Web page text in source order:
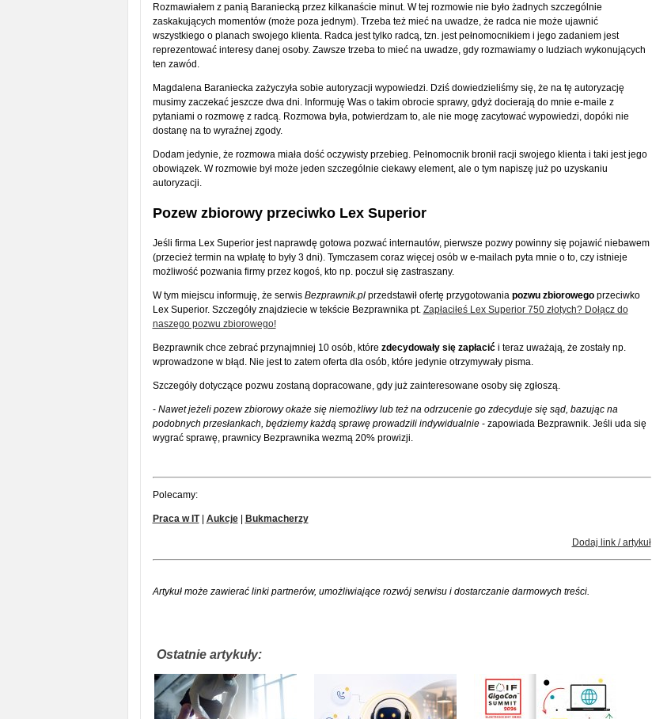
Rozmawiałem z panią Baraniecką przez kilkanaście minut. W tej rozmowie nie było żadnych szczególnie
zaskakujących momentów (może poza jednym). Trzeba też mieć na uwadze, że radca nie może ujawnić
wszystkiego o planach swojego klienta. Radca jest tylko radcą, tzn. jest pełnomocnikiem i jego zadaniem jest
reprezentować interesy danej osoby. Zawsze trzeba to mieć na uwadze, gdy rozmawiamy o ludziach wykonujących
ten zawód.
Magdalena Baraniecka zażyczyła sobie autoryzacji wypowiedzi. Dziś dowiedzieliśmy się, że na tę autoryzację
musimy zaczekać jeszcze dwa dni. Informuję Was o takim obrocie sprawy, gdyż docierają do mnie e-maile z
pytaniami o rozmowę z radcą. Rozmowa była, potwierdzam to, ale nie mogę zacytować wypowiedzi, dopóki nie
dostanę na to wyraźnej zgody.
Dodam jedynie, że rozmowa miała dość oczywisty przebieg. Pełnomocnik bronił racji swojego klienta i taki jest jego
obowiązek. W rozmowie był może jeden szczególnie ciekawy element, ale o tym napiszę już po uzyskaniu
autoryzacji.
Pozew zbiorowy przeciwko Lex Superior
Jeśli firma Lex Superior jest naprawdę gotowa pozwać internautów, pierwsze pozwy powinny się pojawić niebawem
(przecież termin na wpłatę to były 3 dni). Tymczasem coraz więcej osób w e-mailach pyta mnie o to, czy istnieje
możliwość pozwania firmy przez kogoś, kto np. poczuł się zastraszany.
W tym miejscu informuję, że serwis Bezprawnik.plprzedstawił ofertę przygotowaniapozwu zbiorowegoprzeciwko
Lex Superior. Szczegóły znajdziecie w tekście Bezprawnika pt. Zapłaciłeś Lex Superior 750 złotych? Dołącz do
naszego pozwu zbiorowego!
Bezprawnik chce zebrać przynajmniej 10 osób, które zdecydowały się zapłacići teraz uważają, że zostały np.
wprowadzone w błąd. Nie jest to zatem oferta dla osób, które jedynie otrzymywały pisma.
Szczegóły dotyczące pozwu zostaną dopracowane, gdy już zainteresowane osoby się zgłoszą.
- Nawet jeżeli pozew zbiorowy okaże się niemożliwy lub też na odrzucenie go zdecyduje się sąd, bazując na
podobnych przesłankach, będziemy każdą sprawę prowadzili indywidualnie- zapowiada Bezprawnik. Jeśli uda się
wygrać sprawę, prawnicy Bezprawnika wezmą 20% prowizji.
Polecamy:
Praca w IT| Aukcje| Bukmacherzy
Dodaj link / artykuł
Artykuł może zawierać linki partnerów, umożliwiające rozwój serwisu i dostarczanie darmowych treści.
Ostatnie artykuły: